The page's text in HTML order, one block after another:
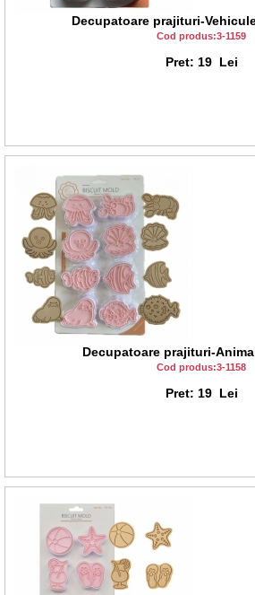
Decupatoare prajituri-
Cod produs:3-1159
Pret: 19 Lei
Decupatoare prajituri-
Cod produs:3-1158
Pret: 19 Lei